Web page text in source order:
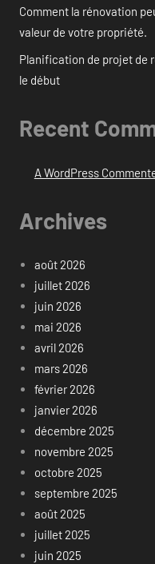
Comment la rénovation
valeur de votre propriété.
Planification de projet de
le début
Recent
A WordPress
Archives
août 2026
juillet 2026
juin 2026
mai 2026
avril 2026
mars 2026
février 2026
janvier 2026
décembre 2025
novembre 2025
octobre 2025
septembre 2025
août 2025
juillet 2025
juin 2025